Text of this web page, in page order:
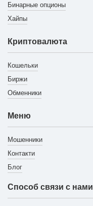
Бинарные опционы
Хайпы
Криптовалюта
Кошельки
Биржи
Обменники
Меню
Мошенники
Контакти
Блог
Способ связи с нами